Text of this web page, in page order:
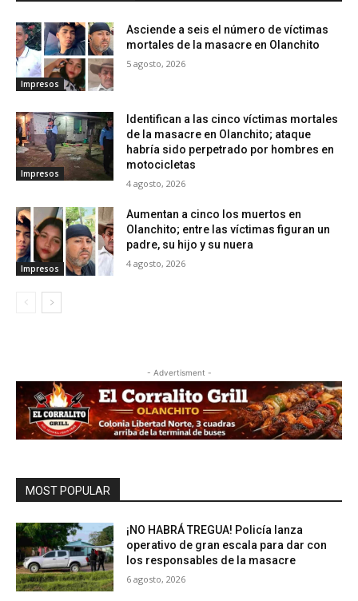
Impresos
Asciende a seis el número de víctimas
mortales de la masacre en Olanchito
5 agosto, 2026
Impresos
Identifican a las cinco víctimas mortales
de la masacre en Olanchito; ataque
habría sido perpetrado por hombres en
motocicletas
4 agosto, 2026
Impresos
Aumentan a cinco los muertos en
Olanchito; entre las víctimas figuran un
padre, su hijo y su nuera
4 agosto, 2026
- Advertisment -
MOST POPULAR
¡NO HABRÁ TREGUA! Policía lanza
operativo de gran escala para dar con
los responsables de la masacre
6 agosto, 2026